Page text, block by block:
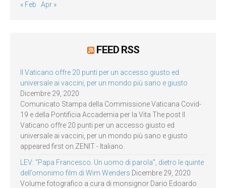
« Feb Apr »
FEED RSS
Il Vaticano offre 20 punti per un accesso giusto ed
universale ai vaccini, per un mondo più sano e giusto
Dicembre 29, 2020
Comunicato Stampa della Commissione Vaticana Covid-
19 e della Pontificia Accademia per la Vita The post Il
Vaticano offre 20 punti per un accesso giusto ed
universale ai vaccini, per un mondo più sano e giusto
appeared first on ZENIT - Italiano.
LEV: “Papa Francesco. Un uomo di parola”, dietro le quinte
dell’omonimo film di Wim Wenders Dicembre 29, 2020
Volume fotografico a cura di monsignor Dario Edoardo